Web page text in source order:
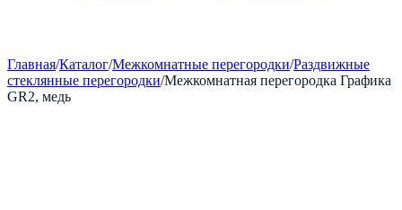
Главная/Каталог/Межкомнатные перегородки/Раздвижные
стеклянные перегородки/Межкомнатная перегородка Графика
GR2, медь